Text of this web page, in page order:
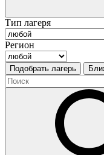
Тип лагеря
Регион
Подобрать лагерь